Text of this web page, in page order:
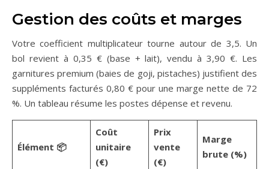
Gestion des coûts et marges
Votre coefficient multiplicateur tourne autour de 3,5. Un
bol revient à 0,35 € (base + lait), vendu à 3,90 €. Les
garnitures premium (baies de goji, pistaches) justifient des
suppléments facturés 0,80 € pour une marge nette de 72
%. Un tableau résume les postes dépense et revenu.
Élément 📦
Coût
unitaire
(€)
Prix
vente
(€)
Marge
brute (%)